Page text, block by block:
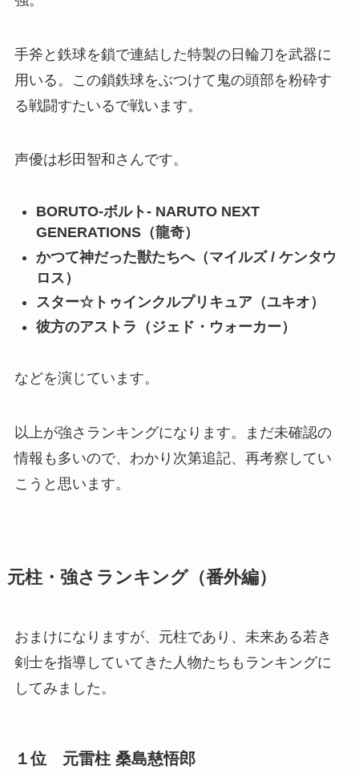
手斧と鉄球を鎖で連結した特製の日輪刀を武器に
用いる。この鎖鉄球をぶつけて鬼の頭部を粉砕す
る戦闘すたいるで戦います。
声優は杉田智和さんです。
BORUTO-ボルト- NARUTO NEXT
GENERATIONS（龍奇）
かつて神だった獣たちへ（マイルズ / ケンタウ
ロス）
スター☆トゥインクルプリキュア（ユキオ）
彼方のアストラ（ジェド・ウォーカー）
などを演じています。
以上が強さランキングになります。まだ未確認の
情報も多いので、わかり次第追記、再考察してい
こうと思います。
元柱・強さランキング（番外編）
おまけになりますが、元柱であり、未来ある若き
剣士を指導していてきた人物たちもランキングに
してみました。
１位 元雷柱 桑島慈悟郎